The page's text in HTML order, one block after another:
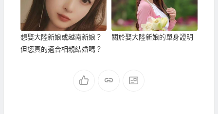
想娶大陸新娘或越南新娘？
但您真的適合相親結婚嗎？
關於娶大陸新娘的單身證明